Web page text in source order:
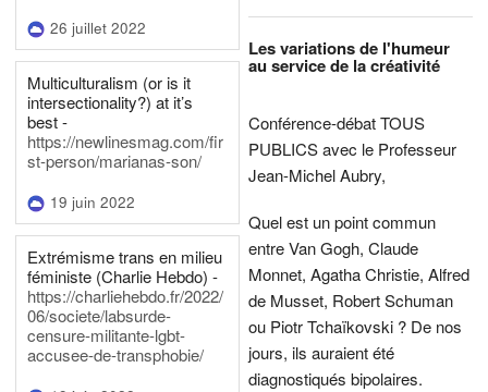
26 juillet 2022
Multiculturalism (or is it
intersectionality?) at it’s
best -
https://newlinesmag.com/fir
st-person/marianas-son/
19 juin 2022
Extrémisme trans en milieu
féministe (Charlie Hebdo) -
https://charliehebdo.fr/2022/
06/societe/labsurde-
censure-militante-lgbt-
accusee-de-transphobie/
Les variations de l'humeur
au service de la créativité
Conférence-débat TOUS
PUBLICS avec le Professeur
Jean-Michel Aubry,
Quel est un point commun
entre Van Gogh, Claude
Monnet, Agatha Christie, Alfred
de Musset, Robert Schuman
ou Piotr Tchaïkovski ? De nos
jours, ils auraient été
diagnostiqués bipolaires.